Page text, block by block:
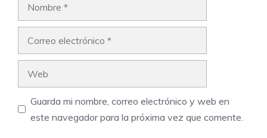
Guarda mi nombre, correo electrónico y web en
este navegador para la próxima vez que comente.